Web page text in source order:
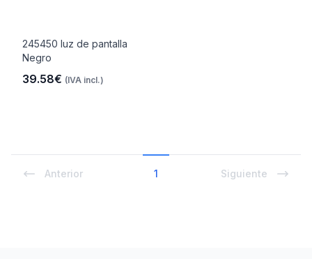
245450 luz de pantalla
Negro
39.58€ (IVA incl.)
Anterior 1 Siguiente